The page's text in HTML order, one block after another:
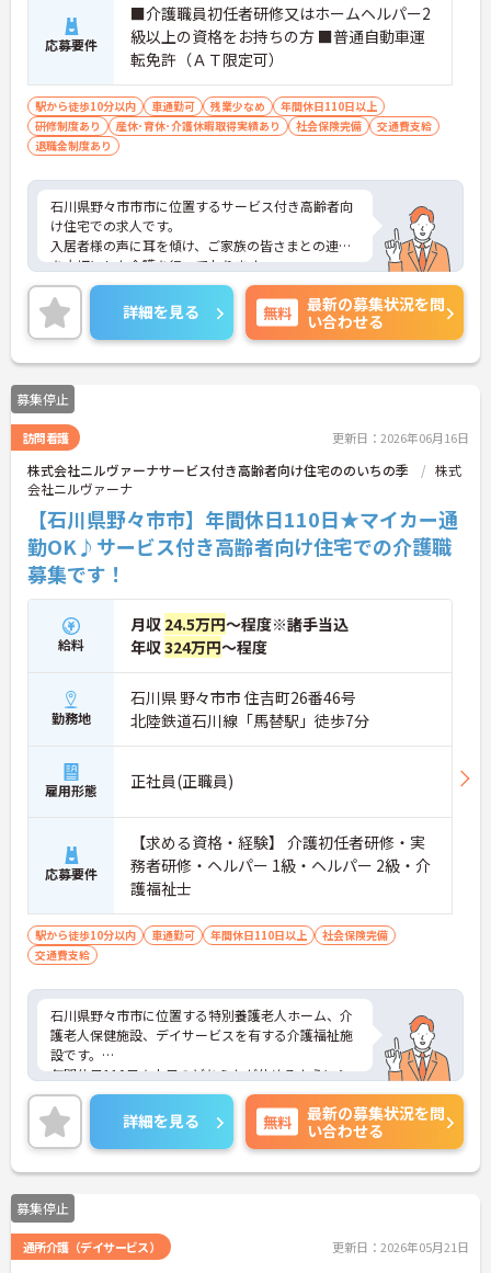
応募要件
■介護職員初任者研修又はホームヘルパー2
級以上の資格をお持ちの方 ■普通自動車運
転免許（ＡＴ限定可）
駅から徒歩10分以内 車通勤可 残業少なめ
年間休日110日以上
研修制度あり
産休･育休･介護休暇取得実績あり 社会保険完備
交通費支給
退職金制度あり
石川県野々市市市に位置するサービス付き高齢者向
け住宅での求人です。
入居者様の声に耳を傾け、ご家族の皆さまとの連携
を大切にした介護を行っております。
また。残業が月5時間程度と少なめですので、プラ
イベートとの予定が立てやすいです。
ご興味のある方には、面接対策ポイントなど、さら
に詳細をお話しいたしますので、お気軽にご相談く
ださい。
詳細を見る 無料
最新の募集状況を問
い合わせる
募集停止
訪問看護 更新日：2026年06月16日
株式会社ニルヴァーナサービス付き高齢者向け住宅ののいちの季
株式
会社ニルヴァーナ
【石川県野々市市】年間休日110日★マイカー通
勤OK♪サービス付き高齢者向け住宅での介護職
募集です！
給料
月収 24.5万円～程度※諸手当込
年収324万円～程度
勤務地
石川県 野々市市 住吉町26番46号
北陸鉄道石川線「馬替駅」徒歩7分
雇用形態 正社員(正職員)
応募要件
【求める資格・経験】 介護初任者研修・実
務者研修・ヘルパー 1級・ヘルパー 2級・介
護福祉士
駅から徒歩10分以内 車通勤可 年間休日110日以上
社会保険完備
交通費支給
石川県野々市市に位置する特別養護老人ホーム、介
護老人保健施設、デイサービスを有する介護福祉施
設です。
年間休日110日★土日のどちらかが休めるようにシ
フトを調整しています！
看護師が24時間常駐しているので安心です！
少しでも気になられる方はお気軽にご相談くださ
い。
詳細を見る 無料
最新の募集状況を問
い合わせる
募集停止
通所介護（デイサービス） 更新日：2026年05月21日